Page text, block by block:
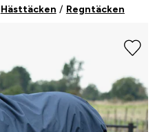
Hästtäcken Regntäcken